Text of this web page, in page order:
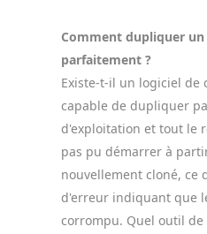
Comment dupliquer
parfaitement ?
Existe-t-il un logiciel de
capable de dupliquer
d'exploitation et tout le
pas pu démarrer à
nouvellement cloné, ce
d'erreur indiquant que
corrompu. Quel outil